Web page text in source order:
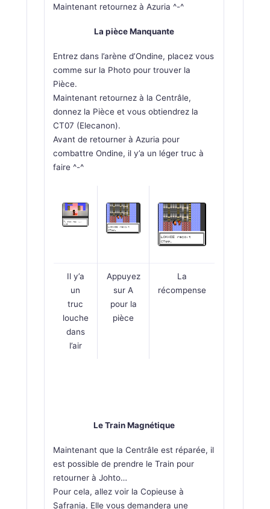
Maintenant retournez à Azuria ^-^
La pièce Manquante
Entrez dans l’arène d’Ondine, placez vous
comme sur la Photo pour trouver la
Pièce.
Maintenant retournez à la Centrâle,
donnez la Pièce et vous obtiendrez la
CT07 (Elecanon).
Avant de retourner à Azuria pour
combattre Ondine, il y’a un léger truc à
faire ^-^
Il y’a
un
truc
louche
dans
l’air
Appuyez
sur A
pour la
pièce
La
récompense
Le Train Magnétique
Maintenant que la Centrâle est réparée, il
est possible de prendre le Train pour
retourner à Johto…
Pour cela, allez voir la Copieuse à
Safrania. Elle vous demandera une